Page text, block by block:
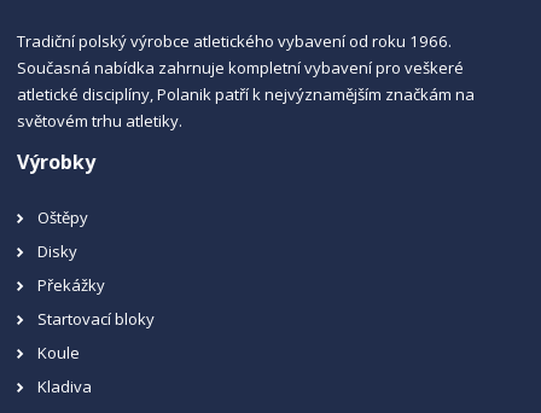
Tradiční polský výrobce atletického vybavení od roku 1966.
Současná nabídka zahrnuje kompletní vybavení pro veškeré
atletické disciplíny, Polanik patří k nejvýznamějším značkám na
světovém trhu atletiky.
Výrobky
Oštěpy
Disky
Překážky
Startovací bloky
Koule
Kladiva